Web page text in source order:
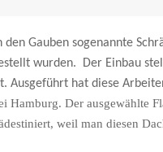
Gauben sogenannte
wurden.
Der Einbau
Ausgeführt hat diese
Hamburg. Der ausgewählte
weil man diesen